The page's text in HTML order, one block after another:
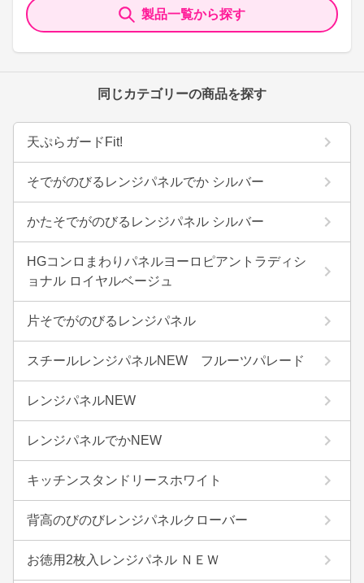
製品一覧から探す
同じカテゴリーの商品を探す
天ぷらガードFit!
そでがのびるレンジパネルでか シルバー
かたそでがのびるレンジパネル シルバー
HGコンロまわりパネルヨーロピアントラディシ
ョナル ロイヤルベージュ
片そでがのびるレンジパネル
スチールレンジパネルNEW フルーツパレード
レンジパネルNEW
レンジパネルでかNEW
キッチンスタンドリースホワイト
背高のびのびレンジパネルクローバー
お徳用2枚入レンジパネル ＮＥＷ